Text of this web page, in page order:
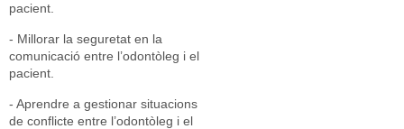
pacient.
- Millorar la seguretat en la
comunicació entre l’odontòleg i el
pacient.
- Aprendre a gestionar situacions
de conflicte entre l’odontòleg i el